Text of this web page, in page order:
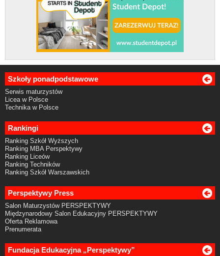
Szkoły ponadpodstawowe
Serwis maturzystów
Licea w Polsce
Technika w Polsce
Rankingi
Ranking Szkół Wyższych
Ranking MBA Perspektywy
Ranking Liceów
Ranking Techników
Ranking Szkół Warszawskich
Perspektywy Press
Salon Maturzystów PERSPEKTYWY
Międzynarodowy Salon Edukacyjny PERSPEKTYWY
Oferta Reklamowa
Prenumerata
Fundacja Edukacyjna „Perspektywy”